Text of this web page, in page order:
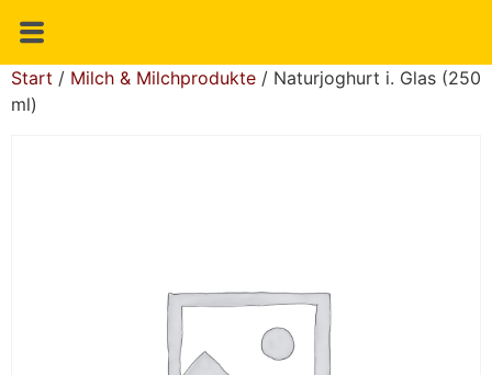
Start / Milch & Milchprodukte / Naturjoghurt i. Glas (250
ml)